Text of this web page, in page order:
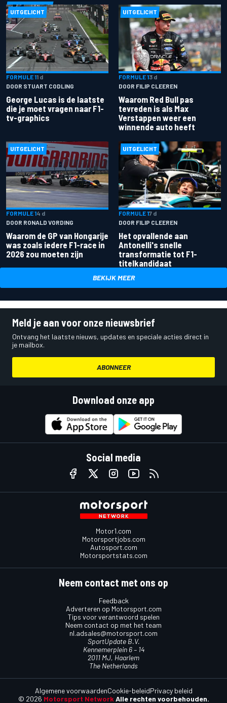
UITGELICHT
FORMULE 11 d
DOOR STUART CODLING
George Lucas is de laatste
die je moet vragen naar F1-
tv-graphics
UITGELICHT
FORMULE 13 d
DOOR FILIP CLEEREN
Waarom Red Bull pas
tevreden is als Max
Verstappen weer een
winnende auto heeft
UITGELICHT
FORMULE 14 d
DOOR RONALD VORDING
Waarom de GP van Hongarije
was zoals iedere F1-race in
2026 zou moeten zijn
UITGELICHT
FORMULE 17 d
DOOR FILIP CLEEREN
Het opvallende aan
Antonelli's snelle
transformatie tot F1-
titelkandidaat
BEKIJK MEER
Meld je aan voor onze nieuwsbrief
Ontvang het laatste nieuws, updates en speciale acties direct in
je mailbox.
ABONNEER
Download onze app
Social media
Motor1.com
Motorsportjobs.com
Autosport.com
Motorsportstats.com
Neem contact met ons op
Feedback
Adverteren op Motorsport.com
Tips voor verantwoord spelen
Neem contact op met het team
nl.adsales@motorsport.com
SportUpdate B.V.
Kennemerplein 6 – 14
2011 MJ, Haarlem
The Netherlands
© 2026 Motorsport Network Alle rechten voorbehouden.
Algemene voorwaardenCookie-beleidPrivacy beleid